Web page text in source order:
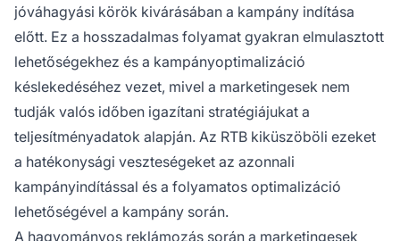
jóváhagyási körök kivárásában a kampány indítása
előtt. Ez a hosszadalmas folyamat gyakran elmulasztott
lehetőségekhez és a kampányoptimalizáció
késlekedéséhez vezet, mivel a marketingesek nem
tudják valós időben igazítani stratégiájukat a
teljesítményadatok alapján. Az RTB kiküszöböli ezeket
a hatékonysági veszteségeket az azonnali
kampányindítással és a folyamatos optimalizáció
lehetőségével a kampány során.
A hagyományos reklámozás során a marketingesek